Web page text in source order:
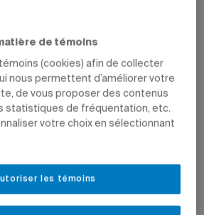
Amérique du
CLASSÉ
PRIX ET DISTINCTIONS
de témoins
(cookies) afin de collecter
nous permettent d’améliorer votre
de vous proposer des contenus
statistiques de fréquentation, etc.
votre choix en sélectionnant
les témoins